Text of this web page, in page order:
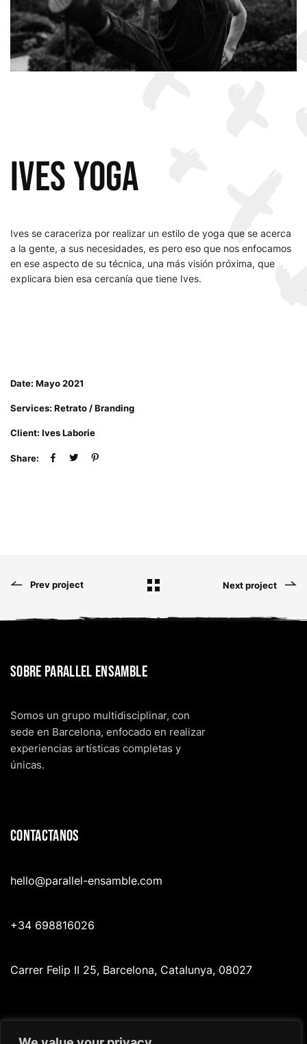
Ives Yoga
Ives se caraceriza por realizar un estilo de yoga que se acerca
a la gente, a sus necesidades, es pero eso que nos enfocamos
en ese aspecto de su técnica, una más visión próxima, que
explicara bien esa cercanía que tiene Ives.
Date: Mayo 2021
Services: Retrato / Branding
Client: Ives Laborie
Share:
Prev project Next project
Sobre Parallel Ensamble
Somos un grupo multidisciplinar, con
sede en Barcelona, enfocado en realizar
experiencias artísticas completas y
únicas.
Contactanos
hello@parallel-ensamble.com
+34 698816026
Carrer Felip II 25, Barcelona, Catalunya, 08027